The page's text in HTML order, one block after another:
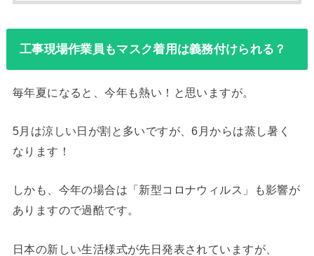
工事現場作業員もマスク着用は義務付けられる？
毎年夏になると、今年も熱い！と思いますが。
5月は涼しい日が割と多いですが、6月からは蒸し暑く
なります！
しかも、今年の場合は「新型コロナウィルス」も影響が
ありますので過酷です。
日本の新しい生活様式が先日発表されていますが、